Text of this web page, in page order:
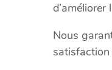
d’améliorer
Nous
satisfaction